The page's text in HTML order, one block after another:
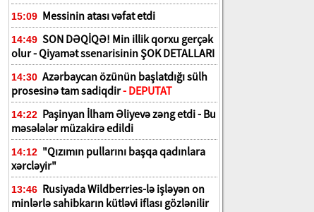
15:09 Messinin atası vəfat etdi
14:49 SON DƏQİQƏ! Min illik qorxu gerçək
olur - Qiyamət ssenarisinin ŞOK DETALLARI
14:30 Azərbaycan özünün başlatdığı sülh
prosesinə tam sadiqdir- DEPUTAT
14:22 Paşinyan İlham Əliyevə zəng etdi - Bu
məsələlər müzakirə edildi
14:12 "Qızımın pullarını başqa qadınlara
xərcləyir"
13:46 Rusiyada Wildberries-lə işləyən on
minlərlə sahibkarın kütləvi iflası gözlənilir